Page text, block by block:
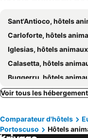
Hotel I Colori
Euro Hotel Iglesias
Sant'Antioco, hôtels animaux
Carloforte, hôtels animaux
Iglesias, hôtels animaux
Calasetta, hôtels animaux
Buggerru, hôtels animaux
Gonnesa, hôtels animaux
Piscinas, hôtels animaux
Gonnosfanadiga, hôtels animaux
Voir tous les
Comparateur d'hôtels
Portoscuso
Hôtels